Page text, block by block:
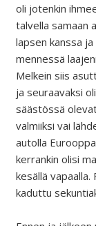
oli jotenkin
talvella samaan
lapsen kanssa
mennessä
Melkein siis
ja seuraavaksi
säästössä
valmiiksi vai
autolla
kerrankin olisi
kesällä
kaduttu